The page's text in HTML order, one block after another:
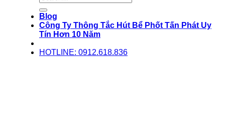
Blog
Công Ty Thông Tắc Hút Bể Phốt Tấn Phát Uy
Tín Hơn 10 Năm
HOTLINE: 0912.618.836